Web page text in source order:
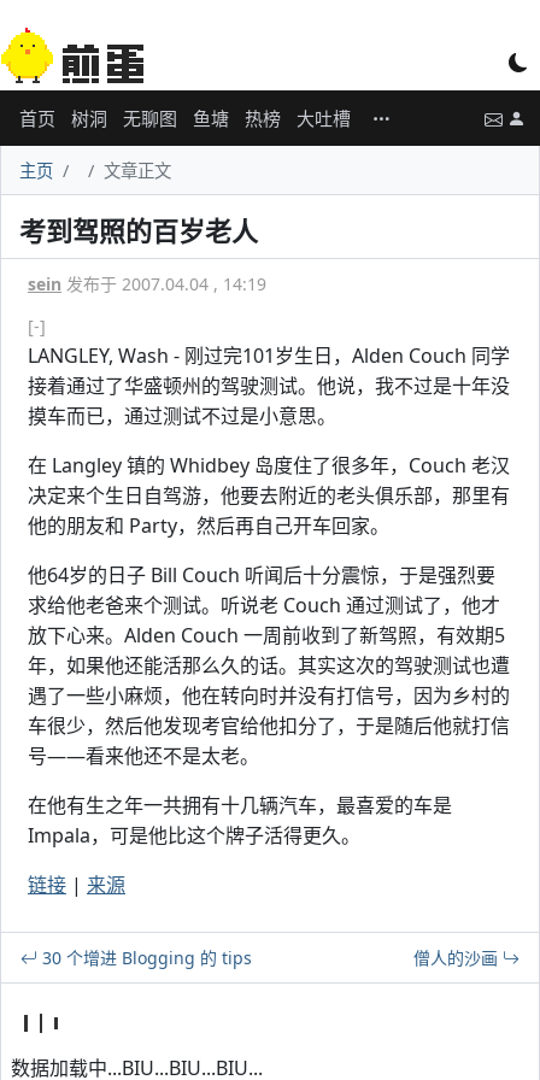
首页 树洞 无聊图 鱼塘 热榜 大吐槽
主页 文章正文
考到驾照的百岁老人
sein 发布于 2007.04.04 , 14:19
[-]
LANGLEY, Wash - 刚过完101岁生日，Alden Couch 同学
接着通过了华盛顿州的驾驶测试。他说，我不过是十年没
摸车而已，通过测试不过是小意思。
在 Langley 镇的 Whidbey 岛度住了很多年，Couch 老汉
决定来个生日自驾游，他要去附近的老头俱乐部，那里有
他的朋友和 Party，然后再自己开车回家。
他64岁的日子 Bill Couch 听闻后十分震惊，于是强烈要
求给他老爸来个测试。听说老 Couch 通过测试了，他才
放下心来。Alden Couch 一周前收到了新驾照，有效期5
年，如果他还能活那么久的话。其实这次的驾驶测试也遭
遇了一些小麻烦，他在转向时并没有打信号，因为乡村的
车很少，然后他发现考官给他扣分了，于是随后他就打信
号——看来他还不是太老。
在他有生之年一共拥有十几辆汽车，最喜爱的车是
Impala，可是他比这个牌子活得更久。
链接 | 来源
30 个增进 Blogging 的 tips 僧人的沙画
数据加载中...BIU...BIU...BIU...